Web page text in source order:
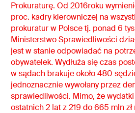
Prokuraturę. Od 2016roku
proc. kadry kierowniczej na
prokuratur w Polsce tj. ponad 6
Ministerstwo Sprawiedliwości
jest w stanie odpowiadać na
obywatelek. Wydłuża się czas
w sądach brakuje około 480
jednoznacznie wywołany przez
sprawiedliwości. Mimo, że wydatki
ostatnich 2 lat z 219 do 665 mln